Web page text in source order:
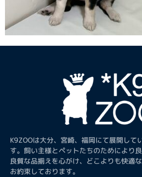
K9ZOOは大分、宮崎、福岡にて展開して
す。飼い主様とペットたちのためにより
良質な品揃えを心がけ、どこよりも快適
お約束しております。